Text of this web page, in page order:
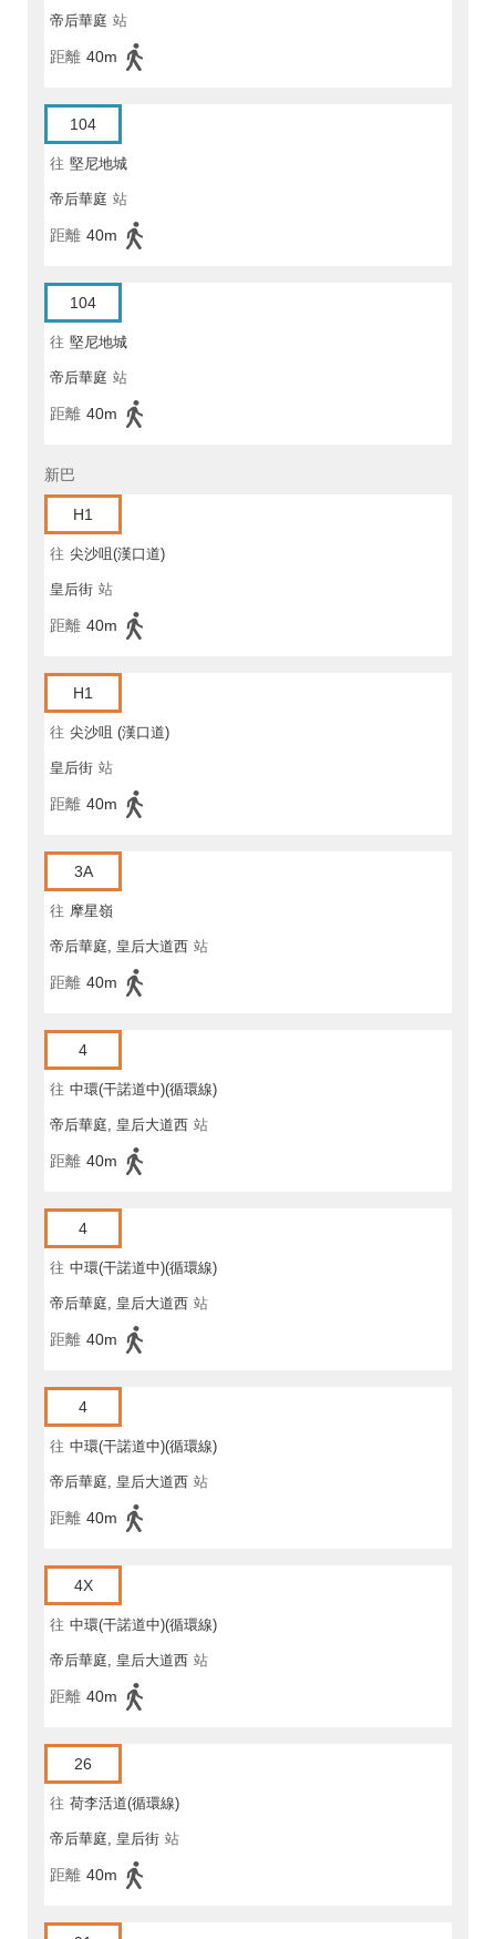
帝后華庭 站
距離 40m
104
往 堅尼地城
帝后華庭 站
距離 40m
104
往 堅尼地城
帝后華庭 站
距離 40m
新巴
H1
往 尖沙咀(漢口道)
皇后街 站
距離 40m
H1
往 尖沙咀 (漢口道)
皇后街 站
距離 40m
3A
往 摩星嶺
帝后華庭, 皇后大道西 站
距離 40m
4
往 中環(干諾道中)(循環線)
帝后華庭, 皇后大道西 站
距離 40m
4
往 中環(干諾道中)(循環線)
帝后華庭, 皇后大道西 站
距離 40m
4
往 中環(干諾道中)(循環線)
帝后華庭, 皇后大道西 站
距離 40m
4X
往 中環(干諾道中)(循環線)
帝后華庭, 皇后大道西 站
距離 40m
26
往 荷李活道(循環線)
帝后華庭, 皇后街 站
距離 40m